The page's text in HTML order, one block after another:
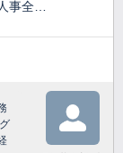
事全…